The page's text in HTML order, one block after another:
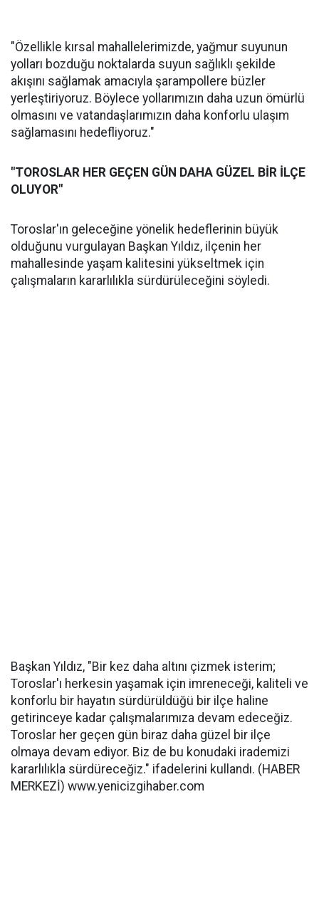
"Özellikle kırsal mahallelerimizde, yağmur suyunun
yolları bozduğu noktalarda suyun sağlıklı şekilde
akışını sağlamak amacıyla şarampollere büzler
yerleştiriyoruz. Böylece yollarımızın daha uzun ömürlü
olmasını ve vatandaşlarımızın daha konforlu ulaşım
sağlamasını hedefliyoruz."
"TOROSLAR HER GEÇEN GÜN DAHA GÜZEL BİR İLÇE
OLUYOR"
Toroslar'ın geleceğine yönelik hedeflerinin büyük
olduğunu vurgulayan Başkan Yıldız, ilçenin her
mahallesinde yaşam kalitesini yükseltmek için
çalışmaların kararlılıkla sürdürüleceğini söyledi.
Başkan Yıldız, "Bir kez daha altını çizmek isterim;
Toroslar'ı herkesin yaşamak için imreneceği, kaliteli ve
konforlu bir hayatın sürdürüldüğü bir ilçe haline
getirinceye kadar çalışmalarımıza devam edeceğiz.
Toroslar her geçen gün biraz daha güzel bir ilçe
olmaya devam ediyor. Biz de bu konudaki irademizi
kararlılıkla sürdüreceğiz." ifadelerini kullandı. (HABER
MERKEZİ) www.yenicizgihaber.com